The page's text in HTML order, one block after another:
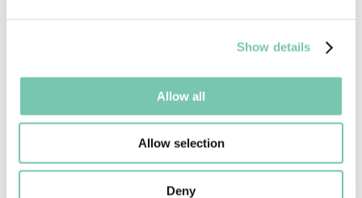
Show details
Allow all
Allow selection
Deny